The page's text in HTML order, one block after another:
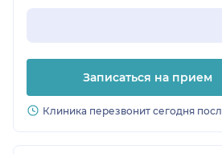
Записаться на прием
Клиника перезвонит сегодня